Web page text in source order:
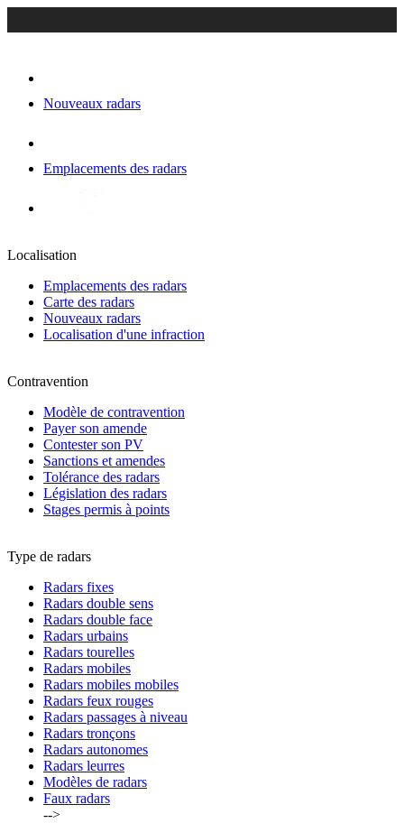
Nouveaux radars
Emplacements des radars
Localisation
Emplacements des radars
Carte des radars
Nouveaux radars
Localisation d'une infraction
Contravention
Modèle de contravention
Payer son amende
Contester son PV
Sanctions et amendes
Tolérance des radars
Législation des radars
Stages permis à points
Type de radars
Radars fixes
Radars double sens
Radars double face
Radars urbains
Radars tourelles
Radars mobiles
Radars mobiles mobiles
Radars feux rouges
Radars passages à niveau
Radars tronçons
Radars autonomes
Radars leurres
Modèles de radars
Faux radars
-->